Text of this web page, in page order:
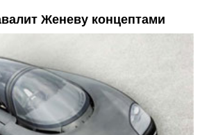
Женеву концептами